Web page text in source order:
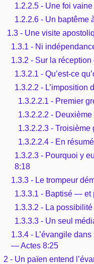
Sujets de A à Z
1.2.2.5 - Une foi
1.2.2.6 - Un baptême
1.3 - Une visite
1.3.1 - Ni
1.3.2 - Sur la
1.3.2.1 - Qu’est-ce
1.3.2.2 - L’imposition
1.3.2.2.1 - Premier
1.3.2.2.2 -
1.3.2.2.3 - Troisième
1.3.2.2.4 - En résumé
1.3.2.3 - Pourquoi y
8:18
1.3.3 - Le trompeur
1.3.3.1 - Baptisé — et
1.3.3.2 - La
1.3.3.3 - Un seul
1.3.4 - L’évangile
— Actes 8:25
2 - Un païen entend